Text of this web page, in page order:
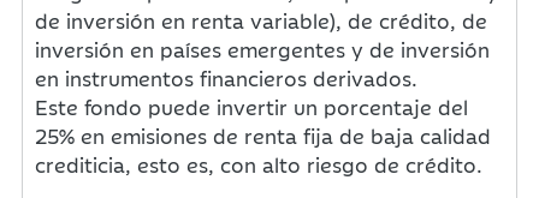
de inversión en renta variable), de crédito, de
inversión en países emergentes y de inversión
en instrumentos financieros derivados.
Este fondo puede invertir un porcentaje del
25% en emisiones de renta fija de baja calidad
crediticia, esto es, con alto riesgo de crédito.